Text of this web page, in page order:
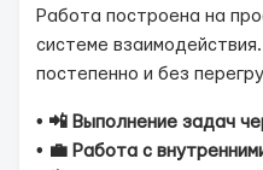
Работа построена на
системе
постепенно и без
• 📲 Выполнение задач
• 💼 Работа с